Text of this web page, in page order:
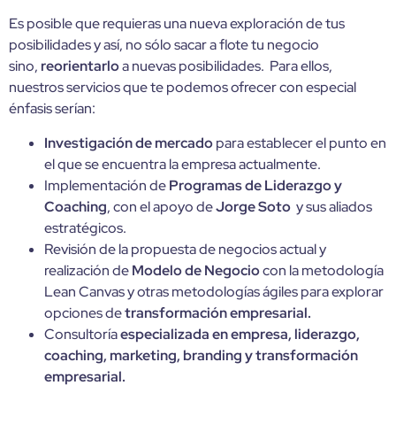
Es posible que requieras una nueva exploración de tus
posibilidades y así, no sólo sacar a flote tu negocio
sino, reorientarloa nuevas posibilidades. Para ellos,
nuestros servicios que te podemos ofrecer con especial
énfasis serían:
Investigación demercadopara establecer el punto en
el que se encuentra la empresa actualmente.
Implementación deProgramas de Liderazgo y
Coaching, con el apoyo deJorge Soto y sus aliados
estratégicos.
Revisión de la propuesta de negocios actual y
realización deModelo de Negociocon la metodología
Lean Canvas y otras metodologías ágiles para explorar
opciones detransformación empresarial.
Consultoríaespecializada en empresa, liderazgo,
coaching, marketing, branding y transformación
empresarial.